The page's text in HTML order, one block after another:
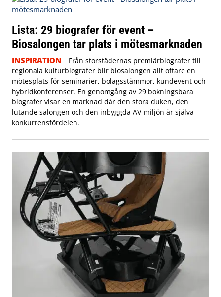
Lista: 29 biografer för event –
Biosalongen tar plats i mötesmarknaden
INSPIRATION
Från storstädernas premiärbiografer till
regionala kulturbiografer blir biosalongen allt oftare en
mötesplats för seminarier, bolagsstämmor, kundevent och
hybridkonferenser. En genomgång av 29 bokningsbara
biografer visar en marknad där den stora duken, den
lutande salongen och den inbyggda AV-miljön är själva
konkurrensfördelen.